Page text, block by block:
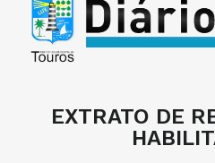
EXTRATO DE
PERGUNTAS